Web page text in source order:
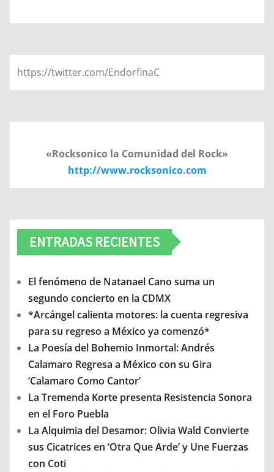
https://twitter.com/EndorfinaC
«Rocksonico la Comunidad del Rock»
http://www.rocksonico.com
ENTRADAS RECIENTES
El fenómeno de Natanael Cano suma un
segundo concierto en la CDMX
*Arcángel calienta motores: la cuenta regresiva
para su regreso a México ya comenzó*
La Poesía del Bohemio Inmortal: Andrés
Calamaro Regresa a México con su Gira
‘Calamaro Como Cantor’
La Tremenda Korte presenta Resistencia Sonora
en el Foro Puebla
La Alquimia del Desamor: Olivia Wald Convierte
sus Cicatrices en ‘Otra Que Arde’ y Une Fuerzas
con Coti